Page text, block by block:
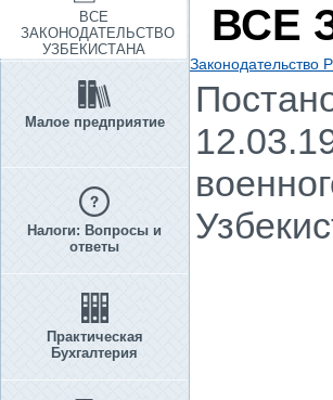
ВСЕ
ЗАКОНОДАТЕЛЬСТВО
УЗБЕКИСТАНА
Малое предприятие
Налоги: Вопросы и
ответы
Практическая
Бухгалтерия
ВСЕ
Законодательство